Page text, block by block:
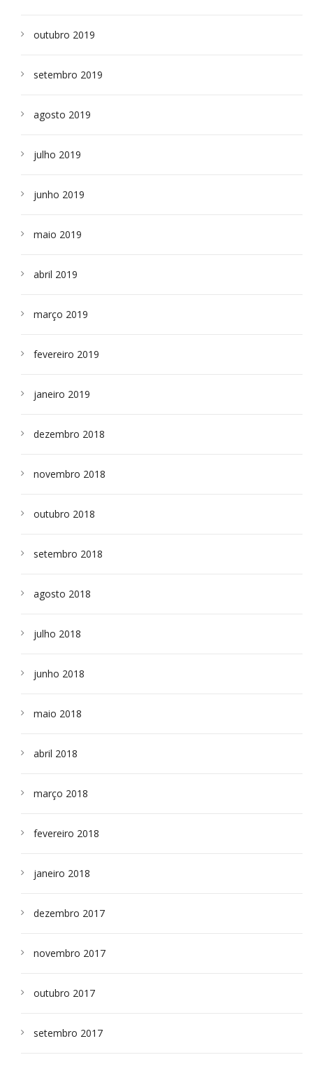
outubro 2019
setembro 2019
agosto 2019
julho 2019
junho 2019
maio 2019
abril 2019
março 2019
fevereiro 2019
janeiro 2019
dezembro 2018
novembro 2018
outubro 2018
setembro 2018
agosto 2018
julho 2018
junho 2018
maio 2018
abril 2018
março 2018
fevereiro 2018
janeiro 2018
dezembro 2017
novembro 2017
outubro 2017
setembro 2017